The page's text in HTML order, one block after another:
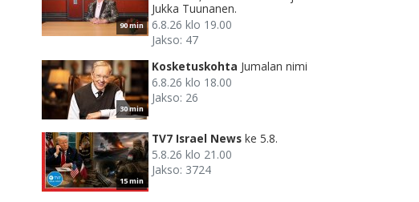
90 min
Jukka Tuunanen.
6.8.26 klo 19.00
Jakso: 47
30 min
Kosketuskohta Jumalan nimi
6.8.26 klo 18.00
Jakso: 26
15 min
TV7 Israel News ke 5.8.
5.8.26 klo 21.00
Jakso: 3724